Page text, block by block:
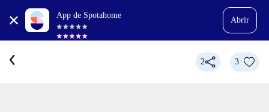
App de Spotahome
Abrir
2 3